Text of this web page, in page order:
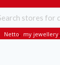
Netto, my jewellery,